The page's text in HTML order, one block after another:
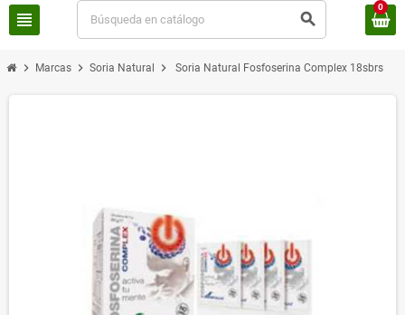
view_headline search
0
chevron_right Marcas chevron_right Soria Natural chevron_right Soria Natural Fosfoserina Complex 18sbrs